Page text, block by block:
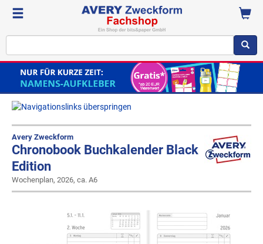
Avery Zweckform
Chronobook Buchkalender Black
Edition
Wochenplan, 2026, ca. A6